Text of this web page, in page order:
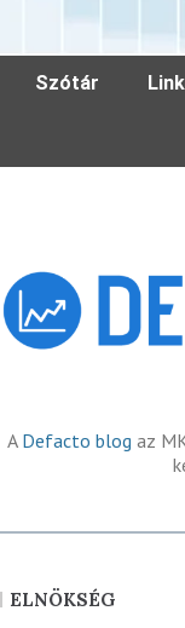
Szótár
A Defacto blog az
ELNÖKSÉG